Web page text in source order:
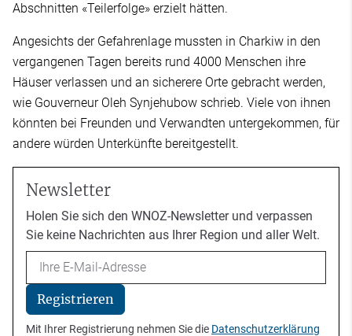
Abschnitten «Teilerfolge» erzielt hätten.
Angesichts der Gefahrenlage mussten in Charkiw in den
vergangenen Tagen bereits rund 4000 Menschen ihre
Häuser verlassen und an sicherere Orte gebracht werden,
wie Gouverneur Oleh Synjehubow schrieb. Viele von ihnen
könnten bei Freunden und Verwandten untergekommen, für
andere würden Unterkünfte bereitgestellt.
Newsletter
Holen Sie sich den WNOZ-Newsletter und verpassen
Sie keine Nachrichten aus Ihrer Region und aller Welt.
Email
Registrieren
Mit Ihrer Registrierung nehmen Sie die Datenschutzerklärung